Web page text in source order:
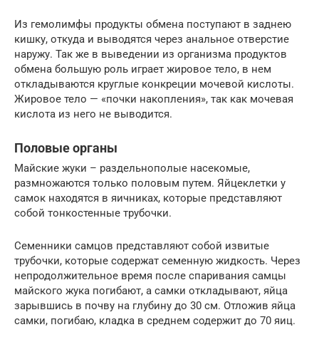
Из гемолимфы продукты обмена поступают в заднею
кишку, откуда и выводятся через анальное отверстие
наружу. Так же в выведении из организма продуктов
обмена большую роль играет жировое тело, в нем
откладываются круглые конкреции мочевой кислоты.
Жировое тело — «почки накопления», так как мочевая
кислота из него не выводится.
Половые органы
Майские жуки – раздельнополые насекомые,
размножаются только половым путем. Яйцеклетки у
самок находятся в яичниках, которые представляют
собой тонкостенные трубочки.
Семенники самцов представляют собой извитые
трубочки, которые содержат семенную жидкость. Через
непродолжительное время после спаривания самцы
майского жука погибают, а самки откладывают, яйца
зарывшись в почву на глубину до 30 см. Отложив яйца
самки, погибаю, кладка в среднем содержит до 70 яиц.